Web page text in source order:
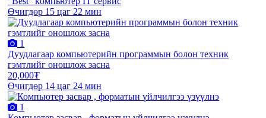
Өчигдөр 15 цаг 22 мин
1
Дуудлагаар компьютерийн программын болон техник
гэмтлийг оношлож засна
20,000₮
Өчигдөр 14 цаг 24 мин
1